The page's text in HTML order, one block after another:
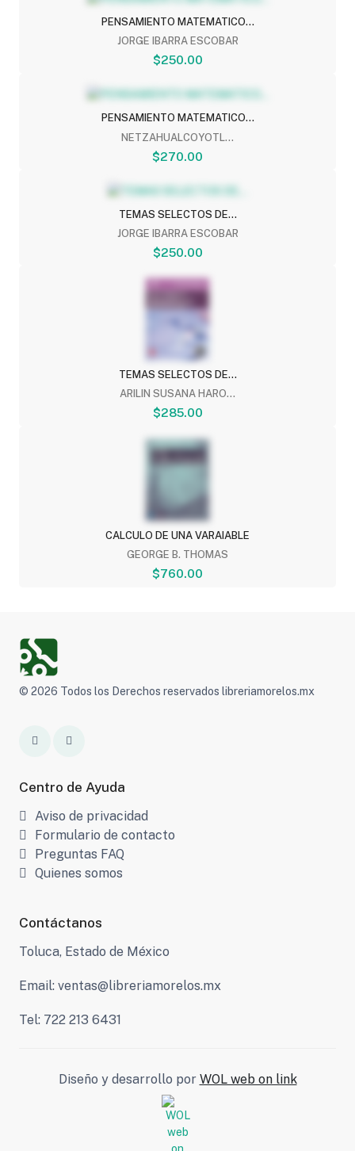
PENSAMIENTO MATEMATICO...
JORGE IBARRA ESCOBAR
$250.00
PENSAMIENTO MATEMATICO...
NETZAHUALCOYOTL...
$270.00
TEMAS SELECTOS DE...
JORGE IBARRA ESCOBAR
$250.00
TEMAS SELECTOS DE...
ARILIN SUSANA HARO...
$285.00
CALCULO DE UNA VARAIABLE
GEORGE B. THOMAS
$760.00
© 2026 Todos los Derechos reservados libreriamorelos.mx
Centro de Ayuda
Aviso de privacidad
Formulario de contacto
Preguntas FAQ
Quienes somos
Contáctanos
Toluca, Estado de México
Email: ventas@libreriamorelos.mx
Tel: 722 213 6431
Diseño y desarrollo por WOL web on link